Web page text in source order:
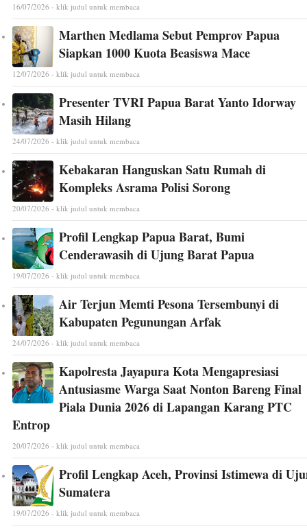
16/07/2026 - klik judul untuk membaca
Marthen Medlama Sebut Pemprov Papua
Siapkan 1000 Kuota Beasiswa Mace
12/07/2026 - klik judul untuk membaca
Presenter TVRI Papua Barat Yanto Idorway
Masih Hilang
24/07/2026 - klik judul untuk membaca
Kebakaran Hanguskan Satu Rumah di
Kompleks Asrama Polisi Sorong
20/07/2026 - klik judul untuk membaca
Profil Lengkap Papua Barat, Bumi
Cenderawasih di Ujung Barat Papua
19/07/2026 - klik judul untuk membaca
Air Terjun Memti Pesona Tersembunyi di
Kabupaten Pegunungan Arfak
24/07/2026 - klik judul untuk membaca
Kapolresta Jayapura Kota Mengapresiasi
Antusiasme Warga Saat Nonton Bareng Final
Piala Dunia 2026 di Lapangan Karang PTC
Entrop
20/07/2026 - klik judul untuk membaca
Profil Lengkap Aceh, Provinsi Istimewa di
Sumatera
19/07/2026 - klik judul untuk membaca